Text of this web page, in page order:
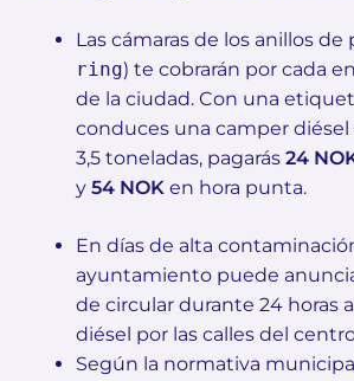
Las cámaras de los anillos de
ring) te cobrarán por cada
de la ciudad. Con una
conduces una camper
3,5 toneladas, pagarás 24
y 54 NOK en hora punta.
En días de alta
ayuntamiento puede
de circular durante 24 horas
diésel por las calles del
Según la normativa